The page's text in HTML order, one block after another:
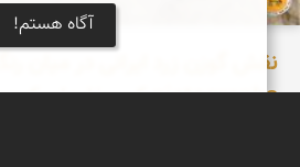
نقش گوزن زرد ایرانی در میان
pictographs کهن غارهای کوهدشت لرستان
آگاه هستم!